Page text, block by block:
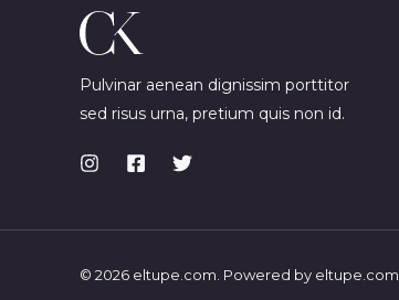
Pulvinar aenean dignissim porttitor
sed risus urna, pretium quis non id.
© 2026 eltupe.com. Powered by eltupe.com